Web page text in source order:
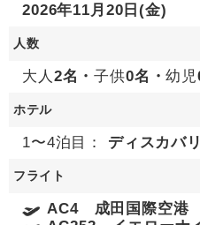
2026年11月20日(金)
人数
大人 2名・子供0名・幼児
ホテル
1〜4泊目： ディスカバ
フライト
AC4 成田国際空港